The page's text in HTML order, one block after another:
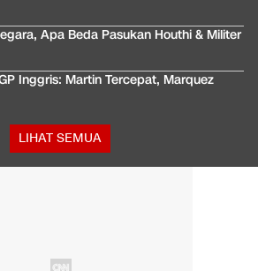
Apa Beda Pasukan Houthi & Militer
Inggris: Martin Tercepat, Marquez
LIHAT SEMUA